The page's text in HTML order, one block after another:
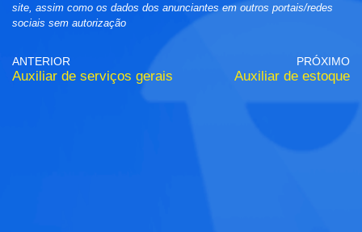
site, assim como os dados dos anunciantes em outros portais/redes
sociais sem autorização
ANTERIOR
Auxiliar de serviços gerais
PRÓXIMO
Auxiliar de estoque